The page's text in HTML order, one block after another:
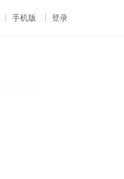
手机版 登录